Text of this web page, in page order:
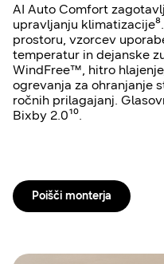
AI Auto Comfort
upravljanju
prostoru, vzorcev
temperatur in dejanske
WindFree™, hitro
ogrevanja za ohranjanje
ročnih prilagajanj.
Bixby 2.0¹⁰.
Poišči monterja